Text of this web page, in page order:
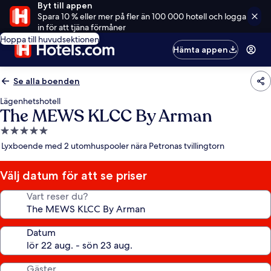
Byt till appen
Spara 10 % eller mer på fler än 100 000 hotell och logga
in för att tjäna förmåner
Hoppa till huvudsektionen
Hämta appen
Se alla boenden
Lägenhetshotell
The MEWS KLCC By Arman
5.0-
stjärnigt
Lyxboende med 2 utomhuspooler nära Petronas tvillingtorn
Välj datum för att se priser
Vart reser du?
Datum